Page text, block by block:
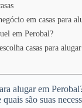
em casas para
em Perobal?
casas para
alugar em
são suas